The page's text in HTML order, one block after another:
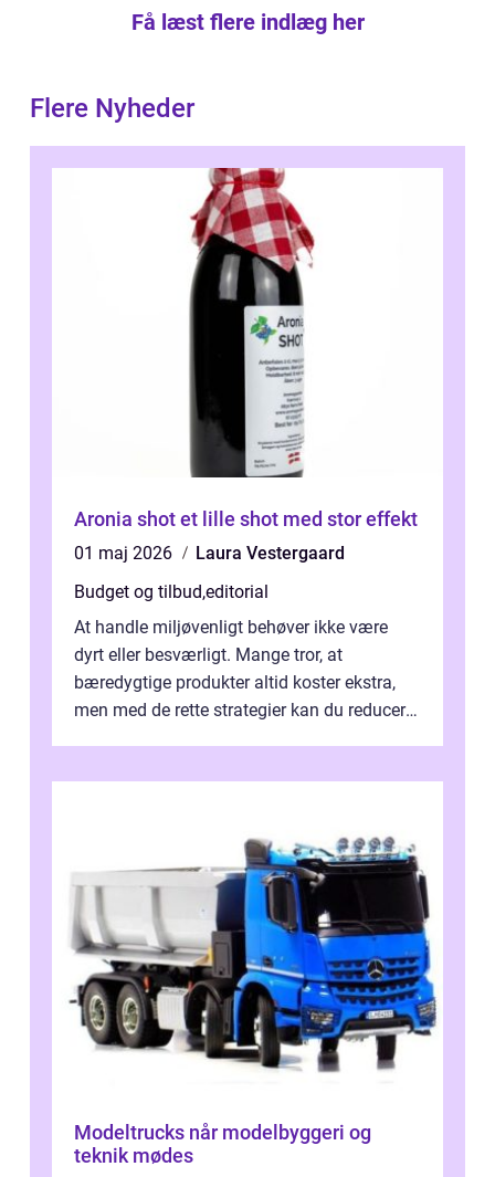
Få læst flere indlæg her
Flere Nyheder
Aronia shot et lille shot med stor effekt
01 maj 2026
Laura Vestergaard
Budget og tilbud,editorial
At handle miljøvenligt behøver ikke være
dyrt eller besværligt. Mange tror, at
bæredygtige produkter altid koster ekstra,
men med de rette strategier kan du reducere
Modeltrucks når modelbyggeri og
teknik mødes